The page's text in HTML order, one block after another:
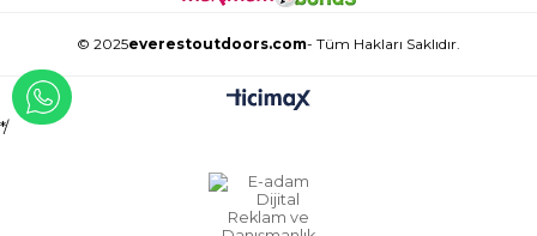
© 2025everestoutdoors.com- Tüm Hakları Saklıdır.
*/
WHATSAPP İLE İLETİŞİME GEÇ